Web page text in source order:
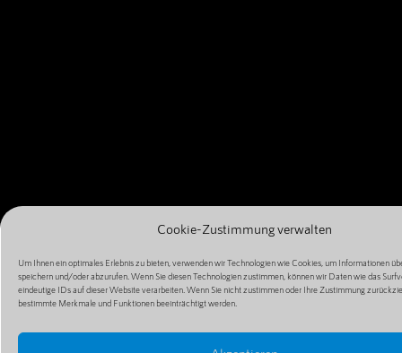
Cookie-Zustimmung verwalten
Um Ihnen ein optimales Erlebnis zu bieten, verwenden wir Technologien wie Cookies, um Informationen
speichern und/oder abzurufen. Wenn Sie diesen Technologien zustimmen, können wir Daten wie das
eindeutige IDs auf dieser Website verarbeiten. Wenn Sie nicht zustimmen oder Ihre Zustimmung
bestimmte Merkmale und Funktionen beeinträchtigt werden.